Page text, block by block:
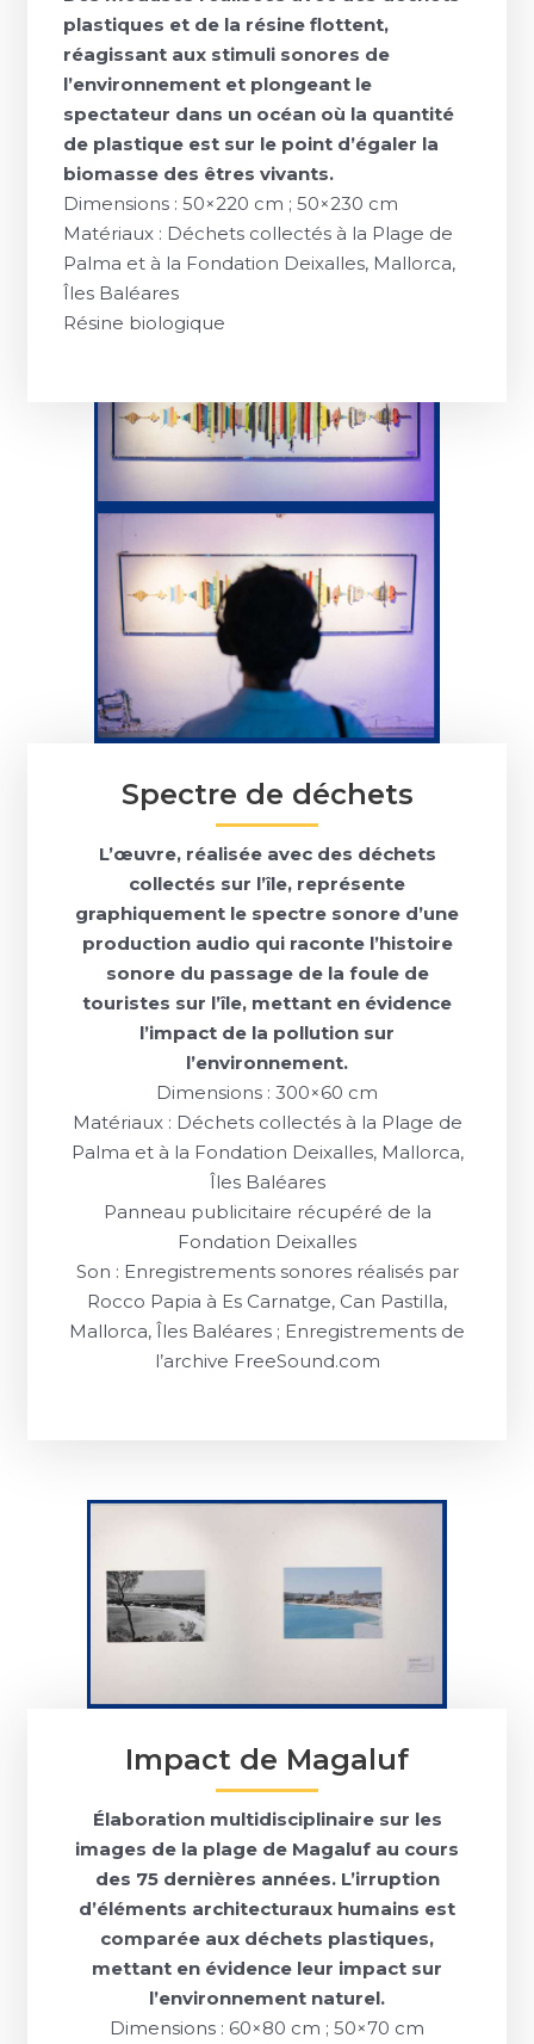
plastiques et de la résine flottent,
réagissant aux stimuli sonores de
l’environnement et plongeant le
spectateur dans un océan où la quantité
de plastique est sur le point d’égaler la
biomasse des êtres vivants.
Dimensions : 50×220 cm ; 50×230 cm
Matériaux : Déchets collectés à la Plage de
Palma et à la Fondation Deixalles, Mallorca,
Îles Baléares
Résine biologique
Spectre de déchets
L’œuvre, réalisée avec des déchets
collectés sur l’île, représente
graphiquement le spectre sonore d’une
production audio qui raconte l’histoire
sonore du passage de la foule de
touristes sur l’île, mettant en évidence
l’impact de la pollution sur
l’environnement.
Dimensions : 300×60 cm
Matériaux : Déchets collectés à la Plage de
Palma et à la Fondation Deixalles, Mallorca,
Îles Baléares
Panneau publicitaire récupéré de la
Fondation Deixalles
Son : Enregistrements sonores réalisés par
Rocco Papia à Es Carnatge, Can Pastilla,
Mallorca, Îles Baléares ; Enregistrements de
l’archive FreeSound.com
Impact de Magaluf
Élaboration multidisciplinaire sur les
images de la plage de Magaluf au cours
des 75 dernières années. L’irruption
d’éléments architecturaux humains est
comparée aux déchets plastiques,
mettant en évidence leur impact sur
l’environnement naturel.
Dimensions : 60×80 cm ; 50×70 cm